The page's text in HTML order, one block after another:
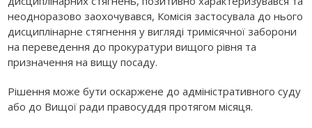
неодноразово заохочувався, Комісія застосувала до нього
дисциплінарне стягнення у вигляді тримісячної заборони
на переведення до прокуратури вищого рівня та
призначення на вищу посаду.
Рішення може бути оскаржене до адміністративного суду
або до Вищої ради правосуддя протягом місяця.